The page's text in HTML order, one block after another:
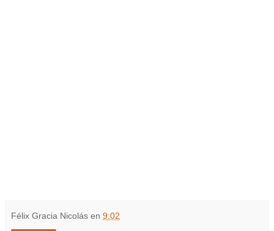
Félix Gracia Nicolás en 9:02